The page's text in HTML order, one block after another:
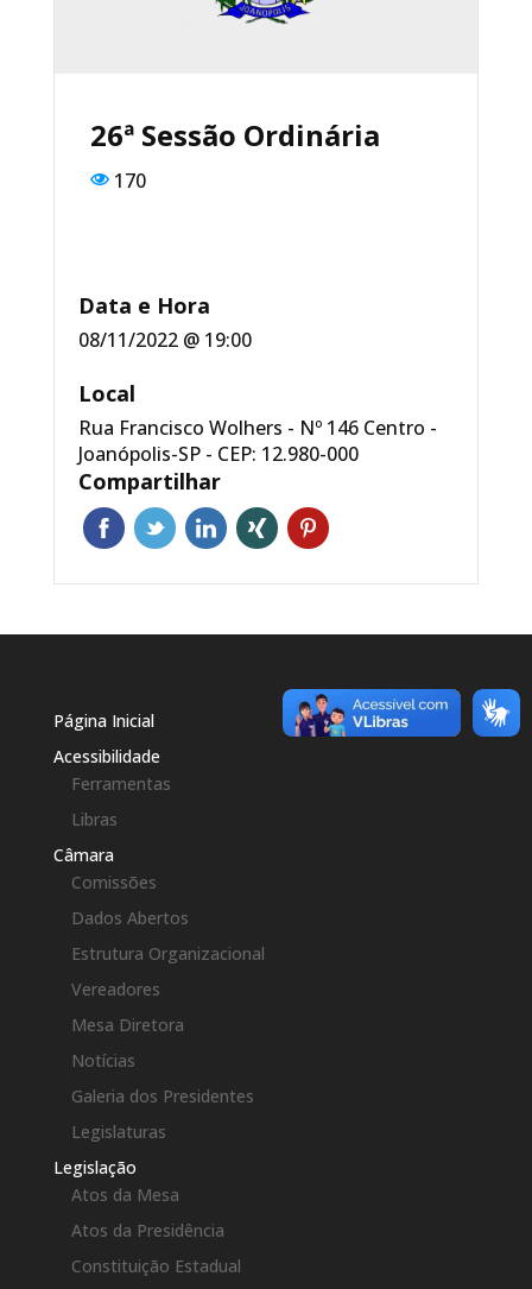
26ª Sessão Ordinária
170
Data e Hora
08/11/2022 @ 19:00
Local
Rua Francisco Wolhers - Nº 146 Centro -
Joanópolis-SP - CEP: 12.980-000
Compartilhar
Página Inicial
Acessibilidade
Ferramentas
Libras
Câmara
Comissões
Dados Abertos
Estrutura Organizacional
Vereadores
Mesa Diretora
Notícias
Galeria dos Presidentes
Legislaturas
Legislação
Atos da Mesa
Atos da Presidência
Constituição Estadual